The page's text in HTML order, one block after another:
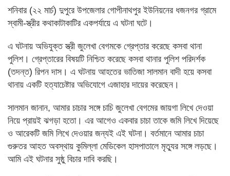
শনিবার (২২ মার্চ) দুপুরে উপজেলার গোপীনাথপুর ইউনিয়নের ধজনগর গ্রামে
স্বামী-স্ত্রীর কথাকাটাকাটির একপর্যায়ে এ ঘটনা ঘটে।
এ ঘটনায় অভিযুক্ত স্ত্রী জুলেখা বেগমকে গ্রেপ্তার করেছে কসবা থানা
পুলিশ। গ্রেপ্তারের বিষয়টি নিশ্চিত করেছে কসবা থানার পুলিশ পরিদর্শক
(তদন্ত) রিপন দাস। এ ঘটনায় আহতের ভাতিজা সালমান বাদী হয়ে কসবা
থানায় একটি হত্যাচেষ্টার অভিযোগে এজাহার দায়ের করেছেন।
সালমান জানান, আমার চাচার সঙ্গে চাচি জুলেখা বেগমের জায়গা লিখে দেওয়া
নিয়ে প্রায়ই ঝগড়া হতো। এর আগেও একবার চাচা তাকে জমি লিখে দিয়েছে
ও আরেকটি জমি লিখে দেওয়ার জন্যই এই ঘটনা। বর্তমানে আমার চাচা
গুরুতর আহত অবস্থায় কুমিল্লা মেডিকেল হাসপাতালে মৃত্যুর সঙ্গে লড়ছে।
আমি এই ঘটনার সুষ্ঠু বিচার দাবি করছি।